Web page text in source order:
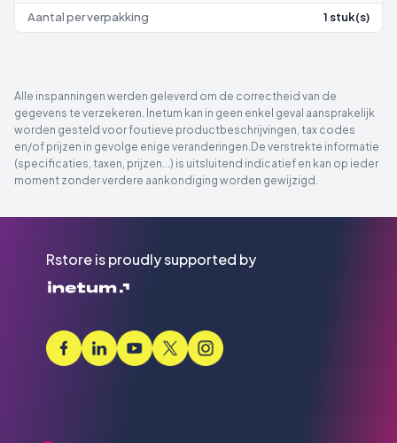
Aantal per verpakking 1 stuk(s)
Alle inspanningen werden geleverd om de correctheid van de
gegevens te verzekeren. Inetum kan in geen enkel geval aansprakelijk
worden gesteld voor foutieve productbeschrijvingen, tax codes
en/of prijzen in gevolge enige veranderingen.De verstrekte informatie
(specificaties, taxen, prijzen...) is uitsluitend indicatief en kan op ieder
moment zonder verdere aankondiging worden gewijzigd.
Rstore is proudly supported by